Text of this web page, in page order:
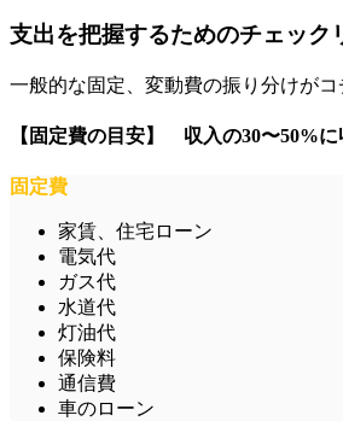
支出を把握するためのチェック
一般的な固定、変動費の振り分けがコ
【固定費の目安】 収入の30〜50%に
固定費
家賃、住宅ローン
電気代
ガス代
水道代
灯油代
保険料
通信費
車のローン